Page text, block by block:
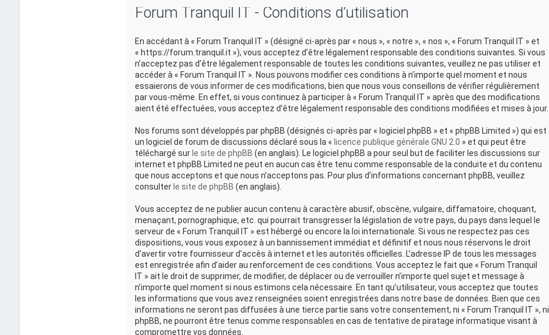
Forum Tranquil IT - Conditions d’utilisation
En accédant à « Forum Tranquil IT » (désigné ci-après par « nous », « notre », « nos », « Forum Tranquil IT » et
« https://forum.tranquil.it »), vous acceptez d’être légalement responsable des conditions suivantes. Si vous
n’acceptez pas d’être légalement responsable de toutes les conditions suivantes, veuillez ne pas utiliser et
accéder à « Forum Tranquil IT ». Nous pouvons modifier ces conditions à n’importe quel moment et nous
essaierons de vous informer de ces modifications, bien que nous vous conseillons de vérifier régulièrement
par vous-même. En effet, si vous continuez à participer à « Forum Tranquil IT » après que des modifications
aient été effectuées, vous acceptez d’être légalement responsable des conditions modifiées et mises à jour.
Nos forums sont développés par phpBB (désignés ci-après par « logiciel phpBB » et « phpBB Limited ») qui est
un logiciel de forum de discussions déclaré sous la « licence publique générale GNU 2.0 » et qui peut être
téléchargé sur le site de phpBB (en anglais). Le logiciel phpBB a pour seul but de faciliter les discussions sur
internet et phpBB Limited ne peut en aucun cas être tenu comme responsable de la conduite et du contenu
que nous acceptons et que nous n’acceptons pas. Pour plus d’informations concernant phpBB, veuillez
consulter le site de phpBB (en anglais).
Vous acceptez de ne publier aucun contenu à caractère abusif, obscène, vulgaire, diffamatoire, choquant,
menaçant, pornographique, etc. qui pourrait transgresser la législation de votre pays, du pays dans lequel le
serveur de « Forum Tranquil IT » est hébergé ou encore la loi internationale. Si vous ne respectez pas ces
dispositions, vous vous exposez à un bannissement immédiat et définitif et nous nous réservons le droit
d’avertir votre fournisseur d’accès à internet et les autorités officielles. L’adresse IP de tous les messages
est enregistrée afin d’aider au renforcement de ces conditions. Vous acceptez le fait que « Forum Tranquil
IT » ait le droit de supprimer, de modifier, de déplacer ou de verrouiller n’importe quel sujet et message à
n’importe quel moment si nous estimons cela nécessaire. En tant qu’utilisateur, vous acceptez que toutes
les informations que vous avez renseignées soient enregistrées dans notre base de données. Bien que ces
informations ne seront pas diffusées à une tierce partie sans votre consentement, ni « Forum Tranquil IT », ni
phpBB, ne pourront être tenus comme responsables en cas de tentative de piratage informatique visant à
compromettre vos données.